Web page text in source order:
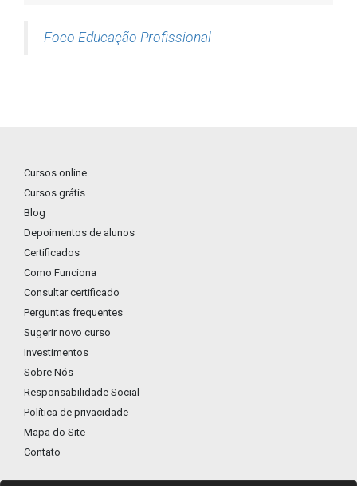
Foco Educação Profissional
Cursos online
Cursos grátis
Blog
Depoimentos de alunos
Certificados
Como Funciona
Consultar certificado
Perguntas frequentes
Sugerir novo curso
Investimentos
Sobre Nós
Responsabilidade Social
Política de privacidade
Mapa do Site
Contato